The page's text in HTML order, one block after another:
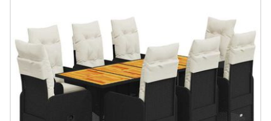
#sharemevidaxl